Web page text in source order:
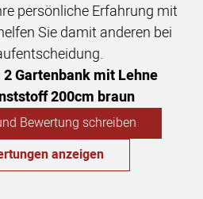
persönliche Erfahrung mit
Sie damit anderen bei
Gartenbank mit Lehne
200cm braun
Bewertung schreiben
anzeigen